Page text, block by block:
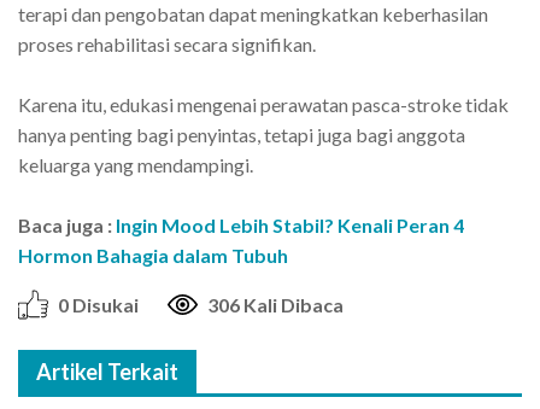
terapi dan pengobatan dapat meningkatkan keberhasilan
proses rehabilitasi secara signifikan.
Karena itu, edukasi mengenai perawatan pasca-stroke tidak
hanya penting bagi penyintas, tetapi juga bagi anggota
keluarga yang mendampingi.
Baca juga : Ingin Mood Lebih Stabil? Kenali Peran 4
Hormon Bahagia dalam Tubuh
0 Disukai 306 Kali Dibaca
Artikel Terkait